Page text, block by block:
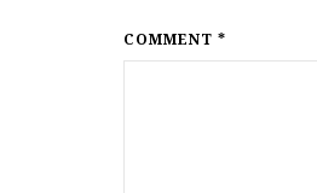
COMMENT *